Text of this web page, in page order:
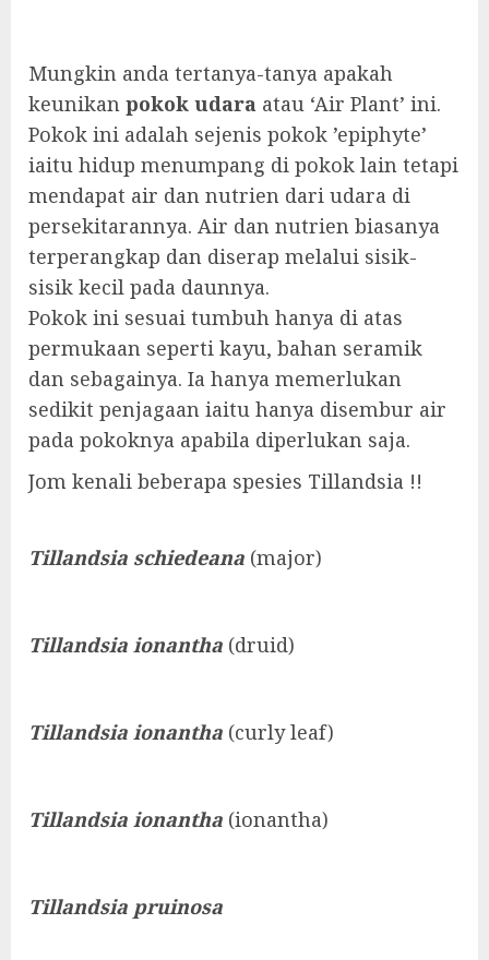
Mungkin anda tertanya-tanya apakah
keunikan pokok udara atau ‘Air Plant’ ini.
Pokok ini adalah sejenis pokok ’epiphyte’
iaitu hidup menumpang di pokok lain tetapi
mendapat air dan nutrien dari udara di
persekitarannya. Air dan nutrien biasanya
terperangkap dan diserap melalui sisik-
sisik kecil pada daunnya.
Pokok ini sesuai tumbuh hanya di atas
permukaan seperti kayu, bahan seramik
dan sebagainya. Ia hanya memerlukan
sedikit penjagaan iaitu hanya disembur air
pada pokoknya apabila diperlukan saja.
Jom kenali beberapa spesies Tillandsia !!
Tillandsia schiedeana (major)
Tillandsia ionantha (druid)
Tillandsia ionantha (curly leaf)
Tillandsia ionantha (ionantha)
Tillandsia pruinosa